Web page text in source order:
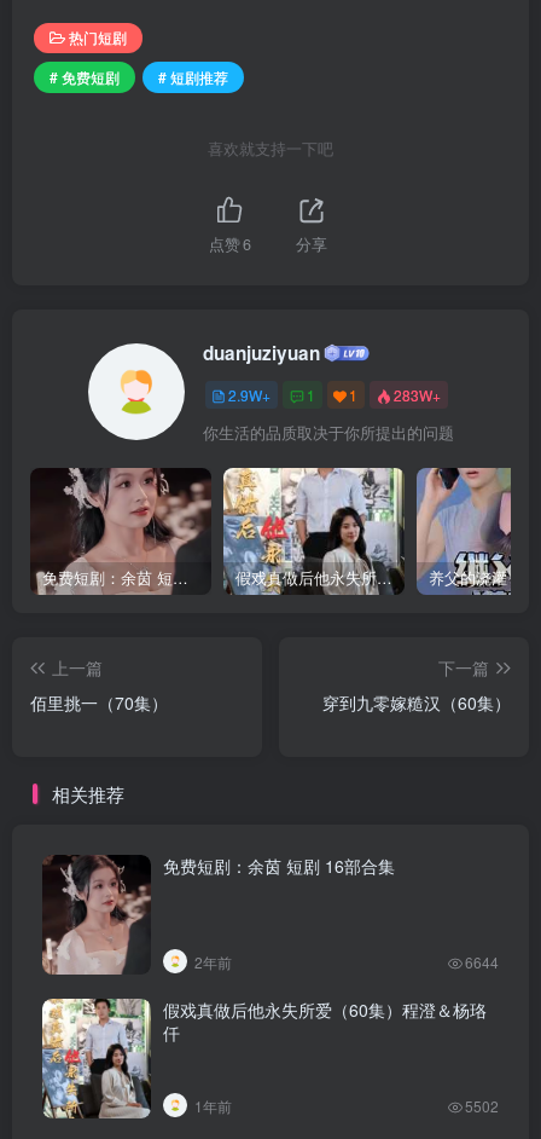
热门短剧
# 免费短剧
# 短剧推荐
喜欢就支持一下吧
点赞6 分享
duanjuziyuan
2.9W+ 1 1 283W+
你生活的品质取决于你所提出的问题
免费短剧：余茵 短剧 16部合集 假戏真做后他永失所爱（60集）程澄＆杨珞仟
上一篇
佰里挑一（70集）
下一篇
穿到九零嫁糙汉（60集）
相关推荐
免费短剧：余茵 短剧 16部合集
2年前 6644
假戏真做后他永失所爱（60集）程澄＆杨珞
仟
1年前 5502